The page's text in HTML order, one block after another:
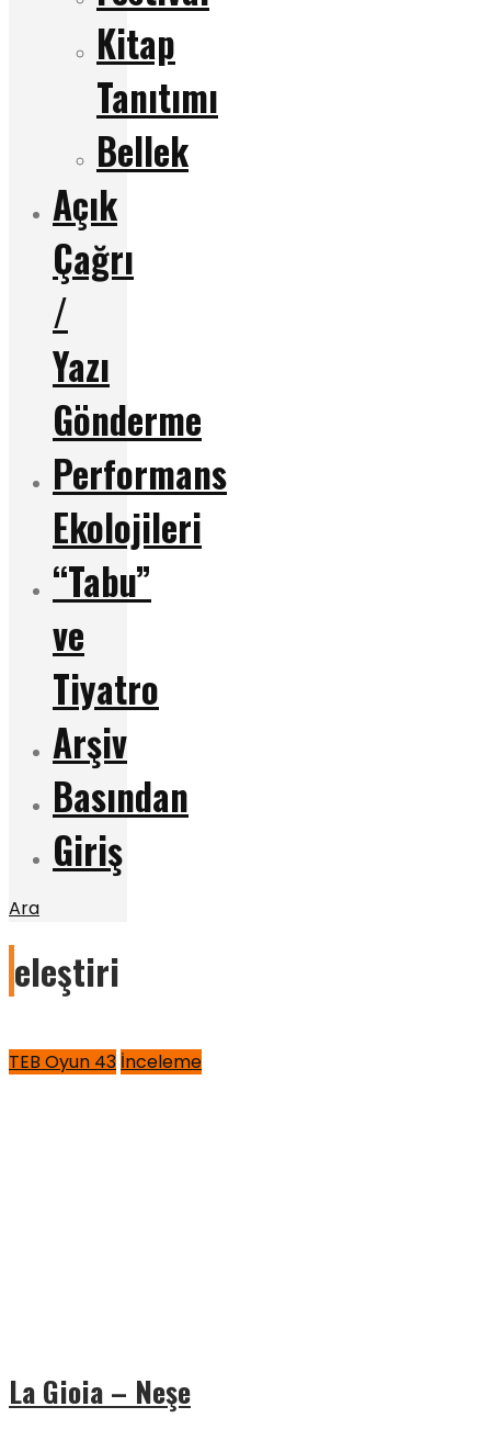
Kitap
Tanıtımı
Bellek
Açık
Çağrı
/
Yazı
Gönderme
Performans
Ekolojileri
“Tabu”
ve
Tiyatro
Arşiv
Basından
Giriş
Ara
eleştiri
TEB Oyun 43 İnceleme
La Gioia – Neşe